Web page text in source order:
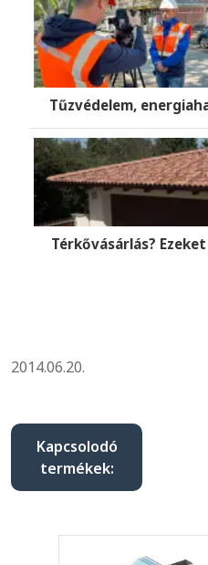
Tűzvédelem,
Térkővásárlás?
2014.06.20.
Kapcsolodó
termékek: